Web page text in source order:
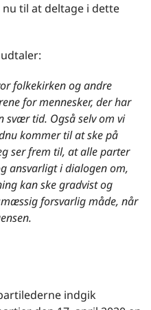
til at deltage i dette
folkekirken og andre
for mennesker, der har
tid. Også selv om vi
kommer til at ske på
ser frem til, at alle parter
ansvarligt i dialogen om,
kan ske gradvist og
forsvarlig måde, når
indgik